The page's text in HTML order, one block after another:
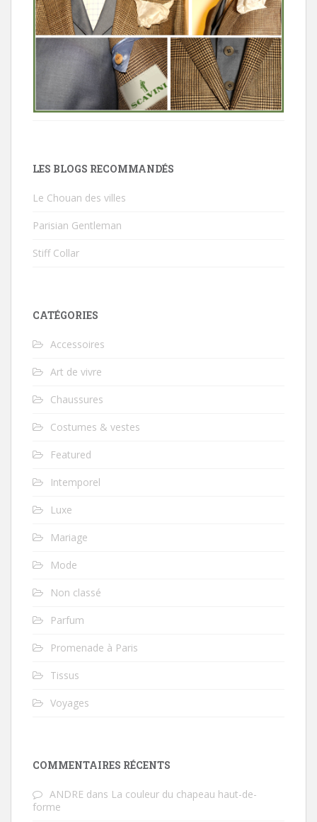
LES BLOGS RECOMMANDÉS
Le Chouan des villes
Parisian Gentleman
Stiff Collar
CATÉGORIES
Accessoires
Art de vivre
Chaussures
Costumes & vestes
Featured
Intemporel
Luxe
Mariage
Mode
Non classé
Parfum
Promenade à Paris
Tissus
Voyages
COMMENTAIRES RÉCENTS
ANDRE dans La couleur du chapeau haut-de-
forme